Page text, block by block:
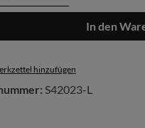
In den
hinzufügen
S42023-L